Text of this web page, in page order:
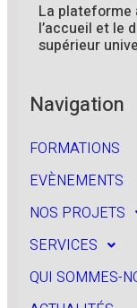
La
l’accueil et le
supérieur
Navigation
FORMATIONS
EVÈNEMENTS
NOS PROJETS
SERVICES
QUI SOMMES-